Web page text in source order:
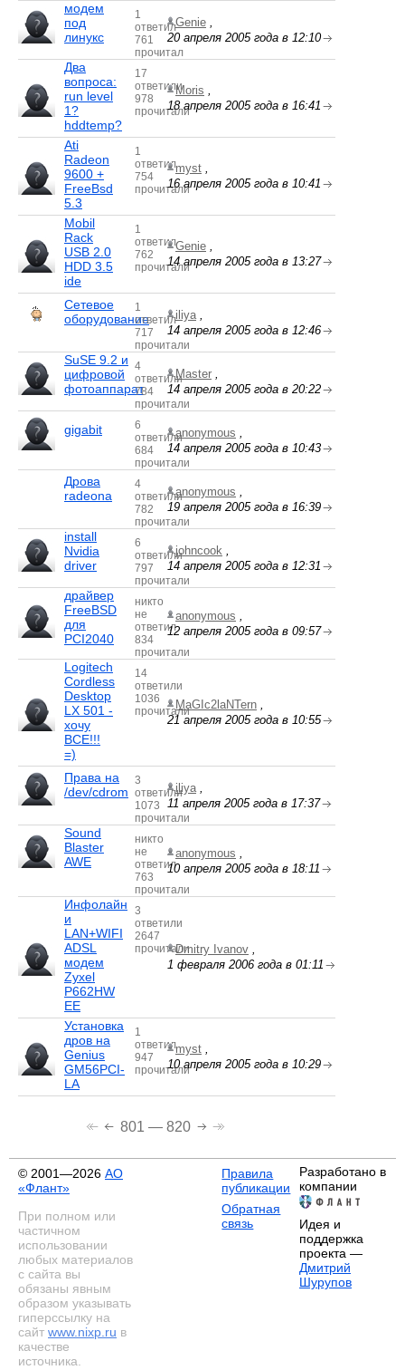
модем
под
линукс
1
ответил
761
прочитал
Genie ,
20 апреля 2005 года в 12:10
Два
вопроса:
run level
1?
hddtemp?
17
ответили
978
прочитали
Moris ,
18 апреля 2005 года в 16:41
Ati
Radeon
9600 +
FreeBsd
5.3
1
ответил
754
прочитали
myst ,
16 апреля 2005 года в 10:41
Mobil
Rack
USB 2.0
HDD 3.5
ide
1
ответил
762
прочитали
Genie ,
14 апреля 2005 года в 13:27
Сетевое
оборудование
1
ответил
717
прочитали
iliya,
14 апреля 2005 года в 12:46
SuSE 9.2 и
цифровой
фотоаппарат
4
ответили
784
прочитали
Master ,
14 апреля 2005 года в 20:22
gigabit
6
ответили
684
прочитали
anonymous ,
14 апреля 2005 года в 10:43
Дрова
radeona
4
ответили
782
прочитали
anonymous ,
19 апреля 2005 года в 16:39
install
Nvidia
driver
6
ответили
797
прочитали
johncook ,
14 апреля 2005 года в 12:31
драйвер
FreeBSD
для
PCI2040
никто
не
ответил
834
прочитали
anonymous ,
12 апреля 2005 года в 09:57
Logitech
Cordless
Desktop
LX 501 -
хочу
ВСЕ!!!
=)
14
ответили
1036
прочиталиMaGIc2laNTern ,
21 апреля 2005 года в 10:55
Права на
/dev/cdrom
3
ответили
1073
прочитали
iliya,
11 апреля 2005 года в 17:37
Sound
Blaster
AWE
никто
не
ответил
763
прочитали
anonymous ,
10 апреля 2005 года в 18:11
Инфолайн
и
LAN+WIFI
ADSL
модем
Zyxel
P662HW
EE
3
ответили
2647
прочиталиDmitry Ivanov ,
1 февраля 2006 года в 01:11
Установка
дров на
Genius
GM56PCI-
LA
1
ответил
947
прочитали
myst ,
10 апреля 2005 года в 10:29
801 — 820
© 2001—2026 АО
«Флант»
При полном или
частичном
использовании
любых материалов
с сайта вы
обязаны явным
образом указывать
гиперссылку на
сайт www.nixp.ru в
качестве
источника.
Правила
публикации
Обратная
связь
Разработано в
компании
Идея и
поддержка
проекта —
Дмитрий
Шурупов